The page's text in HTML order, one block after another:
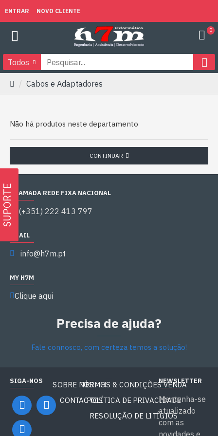
SUPORTE
ENTRAR NOVO CLIENTE
0
Todos
Cabos e Adaptadores
Não há produtos neste departamento
CONTINUAR
CHAMADA REDE FIXA NACIONAL
(+351) 222 413 797
EMAIL
info@h7m.pt
MY H7M
Clique aqui
Precisa de ajuda?
Fale connosco, com certeza temos a solução!
SIGA-NOS
SOBRE NÓS - H7M
CONTACTOS
TERMOS & CONDIÇÕES VENDA
POLÍTICA DE PRIVACIDADE
RESOLUÇÃO DE LITÍGIOS
NEWSLETTER
Mantenha-se
atualizado
com as